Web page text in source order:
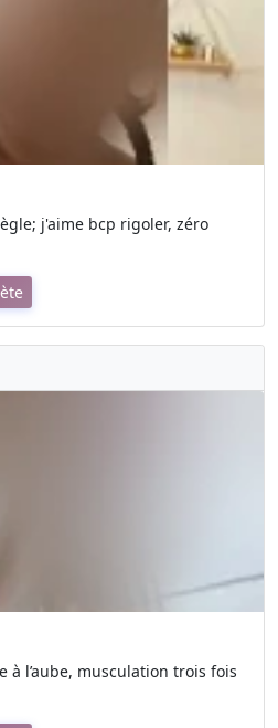
j'aime bcp rigoler, zéro
à l’aube, musculation trois fois